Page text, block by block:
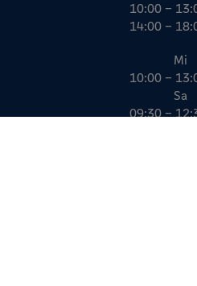
10:00 –
14:00 –
Mi
10:00 –
Sa
09:30 –